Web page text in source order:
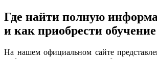
Где найти полную
и как приобрести обучение
На нашем официальном сайте